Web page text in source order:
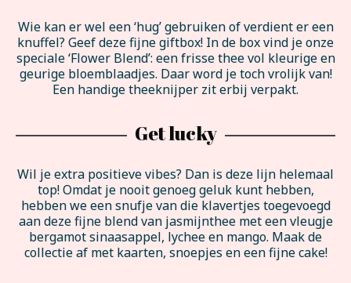
Wie kan er wel een ‘hug’ gebruiken of verdient er een
knuffel? Geef deze fijne giftbox! In de box vind je onze
speciale ‘Flower Blend’: een frisse thee vol kleurige en
geurige bloemblaadjes. Daar word je toch vrolijk van!
Een handige theeknijper zit erbij verpakt.
Get lucky
Wil je extra positieve vibes? Dan is deze lijn helemaal
top! Omdat je nooit genoeg geluk kunt hebben,
hebben we een snufje van die klavertjes toegevoegd
aan deze fijne blend van jasmijnthee met een vleugje
bergamot sinaasappel, lychee en mango. Maak de
collectie af met kaarten, snoepjes en een fijne cake!